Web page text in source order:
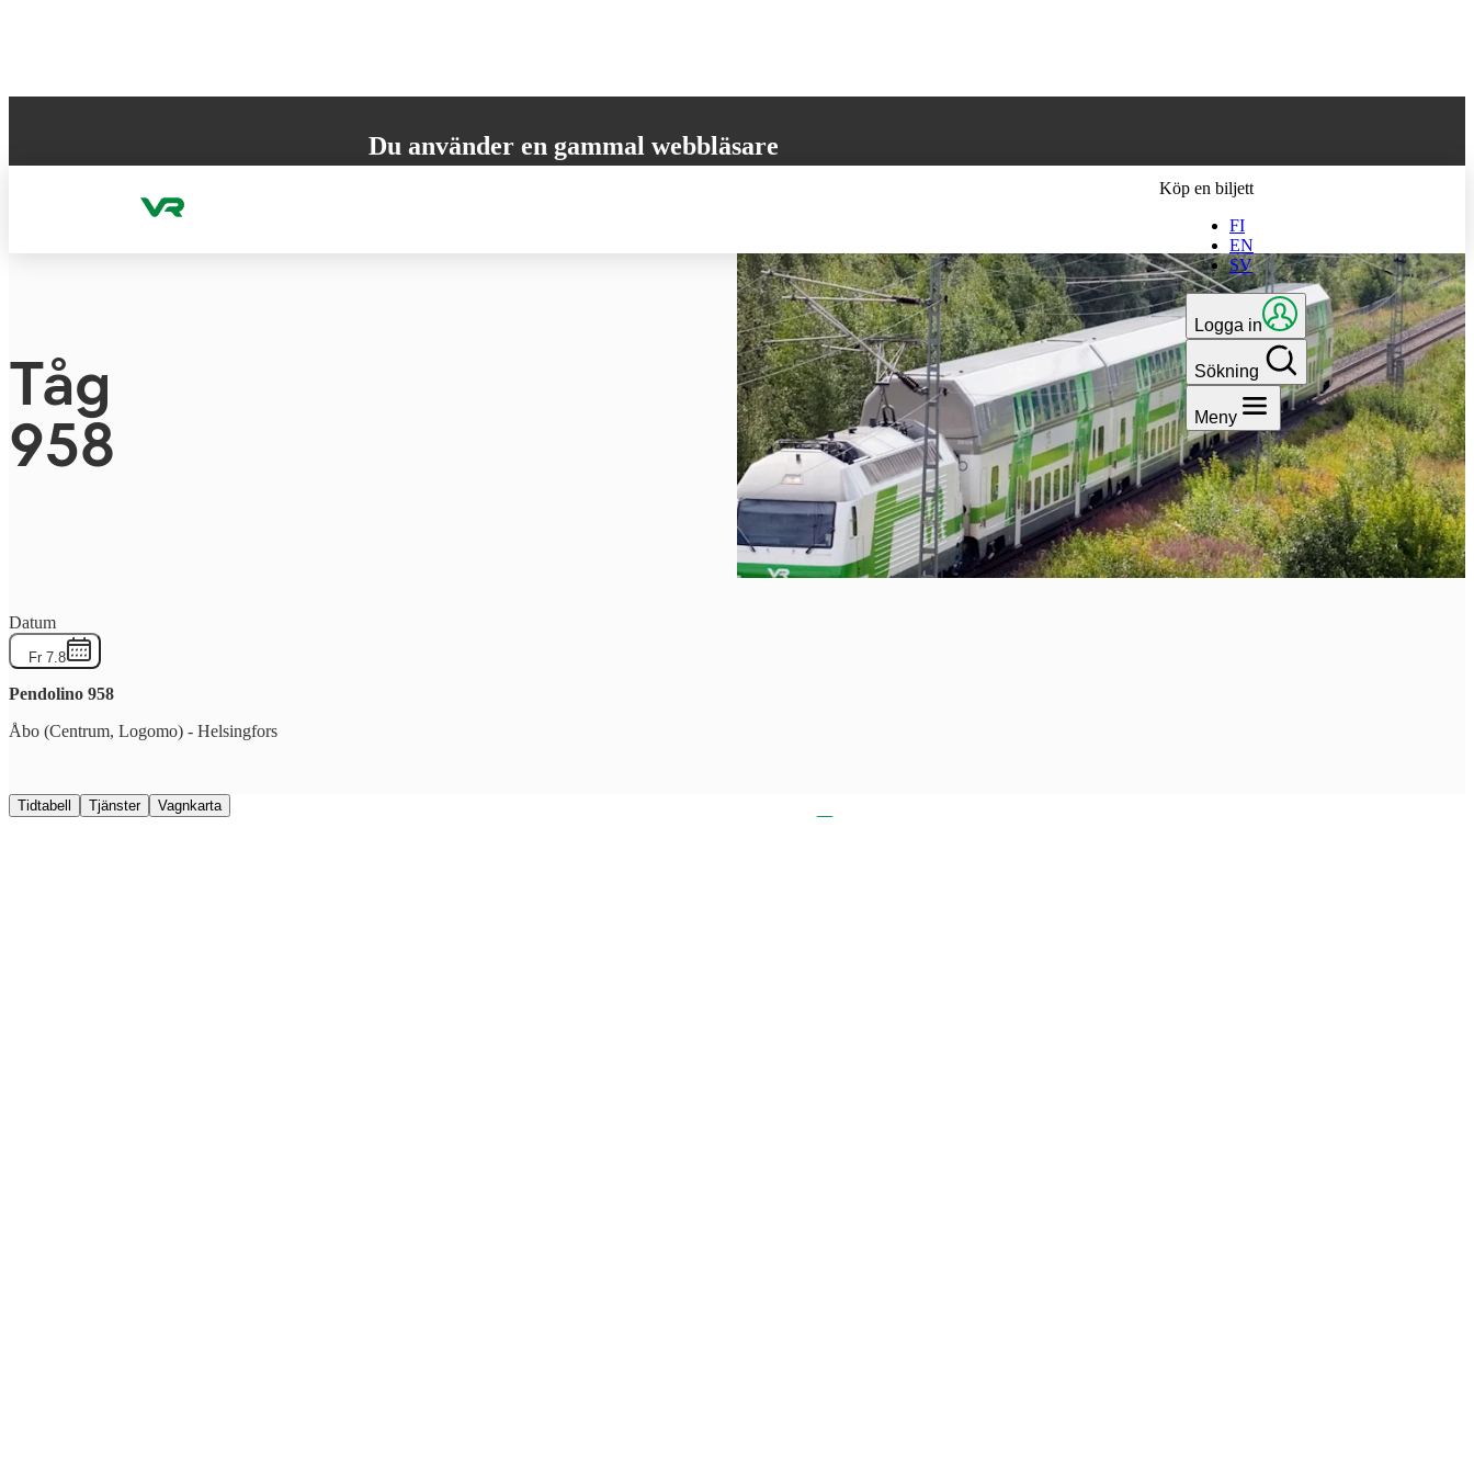
Du använder en gammal webbläsare
Köp en biljett
FI
EN
SV
Logga in
Sökning
Meny
Tåg
958
Datum
Fr 7.8
Pendolino 958
Åbo (Centrum, Logomo) - Helsingfors
Tidtabell Tjänster Vagnkarta